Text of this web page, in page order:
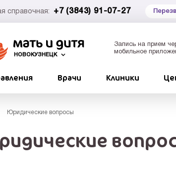
справочная: +7 (3843) 91-07-27
НОВОКУЗНЕЦК
Запись на прием
мобильное
Врачи Клиники
Юридические вопросы